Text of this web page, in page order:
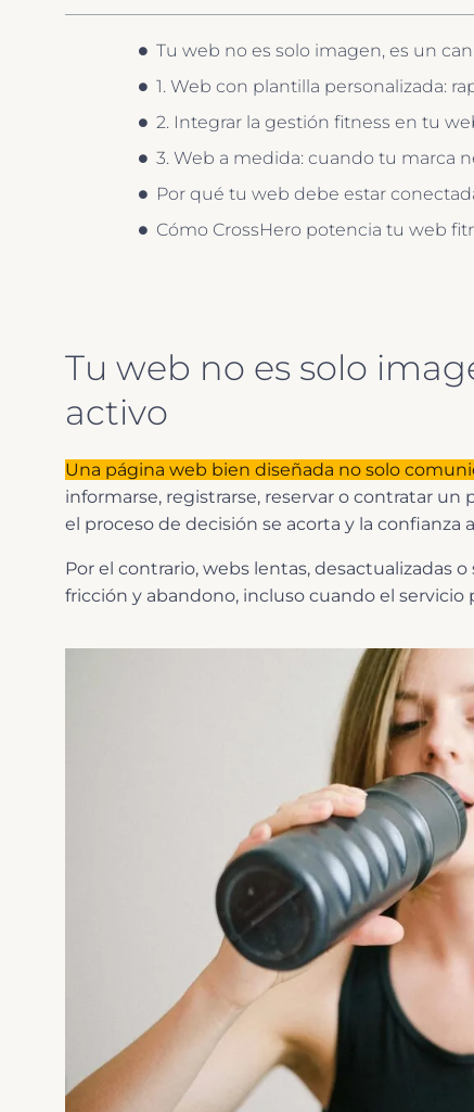
Tu web no es solo imagen, es un
1. Web con plantilla personalizada:
2. Integrar la gestión fitness en tu
3. Web a medida: cuando tu marca
Por qué tu web debe estar
Cómo CrossHero potencia tu web
Tu web no es solo
activo
Una página web bien diseñada no solo
informarse, registrarse, reservar o contratar un
el proceso de decisión se acorta y la confianza
Por el contrario, webs lentas, desactualizadas
fricción y abandono, incluso cuando el servicio